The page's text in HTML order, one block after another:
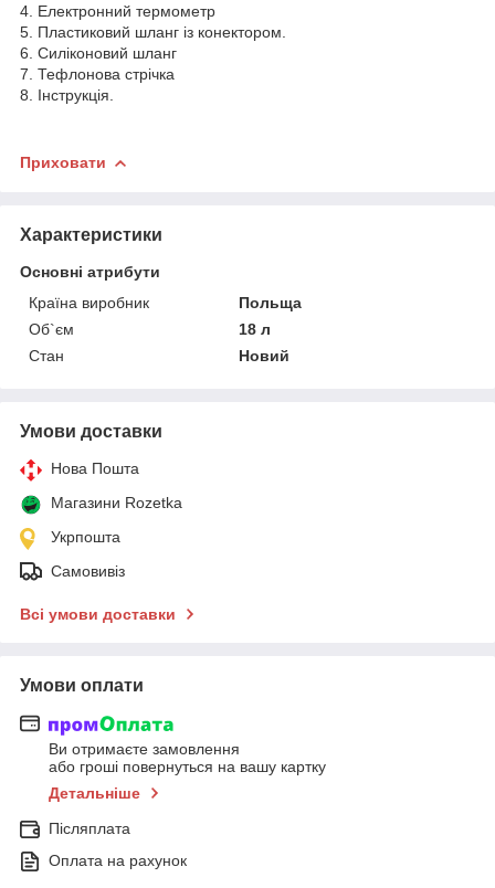
4. Електронний термометр
5. Пластиковий шланг із конектором.
6. Силіконовий шланг
7. Тефлонова стрічка
8. Інструкція.
Приховати
Характеристики
Основні атрибути
Країна виробник
Польща
Об`єм
18 л
Стан
Новий
Умови доставки
Нова Пошта
Магазини Rozetka
Укрпошта
Самовивіз
Всі умови доставки
Умови оплати
Ви отримаєте замовлення
або гроші повернуться на вашу картку
Детальніше
Післяплата
Оплата на рахунок